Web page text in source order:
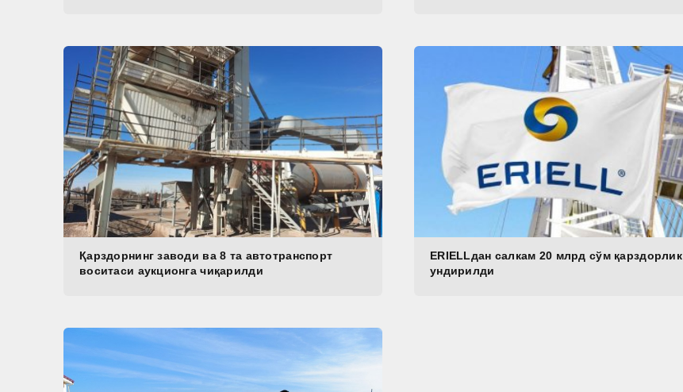
Қарздорнинг заводи ва 8 та автотранспорт
воситаси аукционга чиқарилди
ERIELLдан салкам 20 млрд сўм қарздорлик
ундирилди